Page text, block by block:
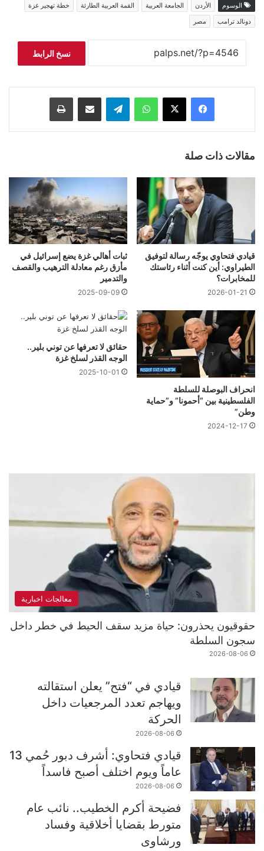
الوسوم الأردن الجامعة العربية القمة العربية الطارئة
خطة تهجير غزة
دونالد ترامب
مصر
نسخ الرابط
فيسبوك ‫X واتساب تيلقرام مشاركة عبر البريد طباعة
مقالات ذات صلة
قيادي فتحاوي يوجّه رسالة لتوفيق
الطيراوي: أين كنت أثناء رئاستك
للمخابرات؟
2026-01-21
ثبات أهالي غزة يضع إسرائيل في
مأزق رغم معادلة الترهيب والقصف
والتدمير
2025-09-09
انحراف البوصلة للسلطة
الفلسطينية بين “أحمونا” و”حماية
وطن”
2024-12-17
حقائق لا تعرفها عن توني بلير..
الوجه القذر لسلخ غزة
2025-10-01
معالجات اخبارية
حقوقيون يحذرون: حياة مزيد سقف الحيط في خطر داخل
سجون السلطة
2026-08-06
قيادي في “فتح” يعلن استقالته
ويهاجم تعدد المرجعيات داخل
الحركة
2026-08-06
قيادي فتحاوي: أشرف دبور حُمي 13
عاماً ويوم اختلف أصبح فاسداً
2026-08-06
فضيحة أكرم الخطيب.. نائب عام
متورط بقضايا أخلاقية وفساد
ورشاوى